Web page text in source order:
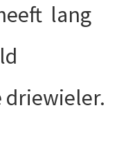
lang
driewieler.